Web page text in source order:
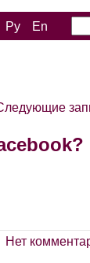
Ру En
Нет